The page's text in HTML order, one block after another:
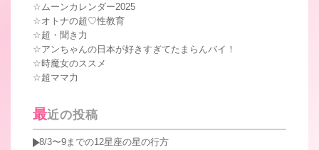
ムーンカレンダー2025
オトナの超♡性教育
超・聞き力
アンちゃんの日本が好きすぎてたまらんバイ！
時魔女のススメ
超ママ力
最近の投稿
8/3〜9までの12星座の星の行方